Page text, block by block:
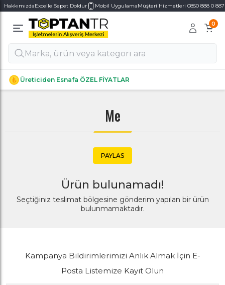
HakkımızdaExcelle Sepet Doldur Mobil UygulamaMüşteri Hizmetleri 0850 888 0 887
0
Üreticiden Esnafa ÖZEL FİYATLAR
Alt Kategoriler
Alt Kategoriler
Me
PAYLAS
Ürün bulunamadı!
Seçtiğiniz teslimat bölgesine gönderim yapılan bir ürün
bulunmamaktadır.
Kampanya Bildirimlerimizi Anlık Almak İçin E-
Posta Listemize Kayıt Olun